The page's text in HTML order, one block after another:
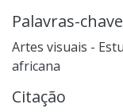
Palavras-chave
Artes visuais -
africana
Citação